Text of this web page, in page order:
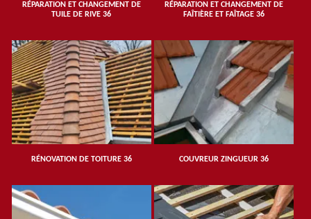
RÉPARATION ET CHANGEMENT DE
TUILE DE RIVE 36
RÉPARATION ET CHANGEMENT DE
FAÎTIÈRE ET FAÎTAGE 36
RÉNOVATION DE TOITURE 36 COUVREUR ZINGUEUR 36